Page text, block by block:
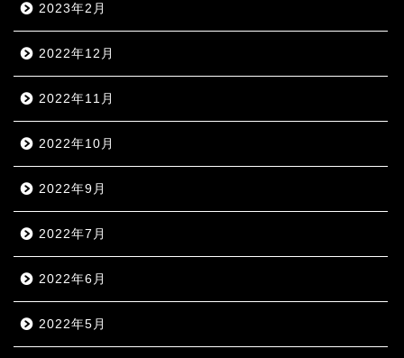
2023年2月
2022年12月
2022年11月
2022年10月
2022年9月
2022年7月
2022年6月
2022年5月